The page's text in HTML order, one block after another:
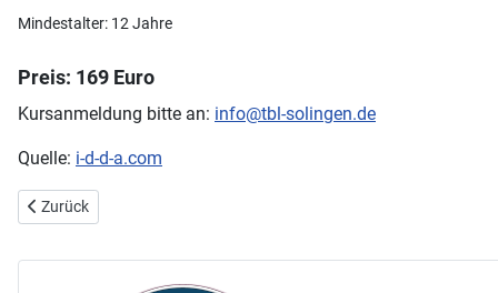
Mindestalter: 12 Jahre
Preis: 169 Euro
Kursanmeldung bitte an: info@tbl-solingen.de
Quelle: i-d-d-a.com
Vorheriger Beitrag: Trockentauchen (Dry Suit Diver)
Zurück